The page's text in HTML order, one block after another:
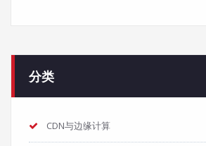
分类
CDN与边缘计算